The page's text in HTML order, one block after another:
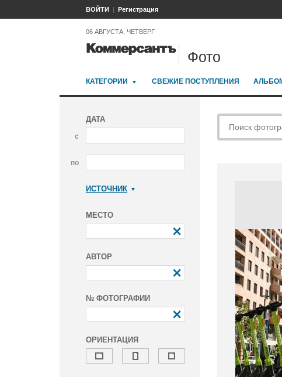
ВОЙТИ Регистрация
06 АВГУСТА, ЧЕТВЕРГ
Фото
КАТЕГОРИИ СВЕЖИЕ ПОСТУПЛЕНИЯ
ДАТА
с
по
ИСТОЧНИК
МЕСТО
АВТОР
№ ФОТОГРАФИИ
ОРИЕНТАЦИЯ